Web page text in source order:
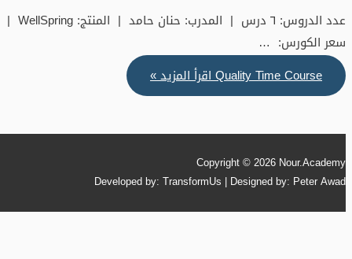
عدد الدروس: ٦ درس | المدرب: حنان حامد | المنتج: WellSpring |
سعر الكورس: …
Quality Time Courseاقرأ المزيد »
Copyright © 2026Nour.Academy
Developed by: TransformUs | Designed by: Peter Awad